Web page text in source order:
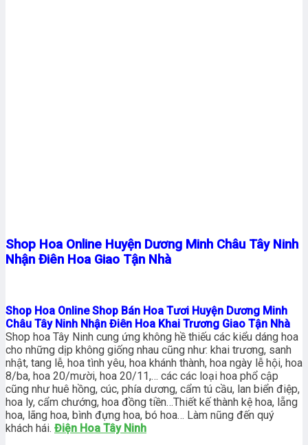
Shop Hoa Online Huyện Dương Minh Châu Tây Ninh
Nhận Điên Hoa Giao Tận Nhà
Shop Hoa Online Shop Bán Hoa Tươi Huyện Dương Minh
Châu Tây Ninh Nhận Điên Hoa Khai Trương Giao Tận Nhà
Shop hoa Tây Ninh cung ứng không hề thiếu các kiểu dáng hoa
cho những dịp không giống nhau cũng như: khai trương, sanh
nhật, tang lễ, hoa tình yêu, hoa khánh thành, hoa ngày lễ hội, hoa
8/ba, hoa 20/mười, hoa 20/11,… các các loại hoa phổ cập
cũng như huê hồng, cúc, phía dương, cẩm tú cầu, lan biển điệp,
hoa ly, cẩm chướng, hoa đồng tiền…Thiết kế thành kệ hoa, lẵng
hoa, lãng hoa, bình đựng hoa, bó hoa… Làm nũng đến quý
khách hái. Điện Hoa Tây Ninh